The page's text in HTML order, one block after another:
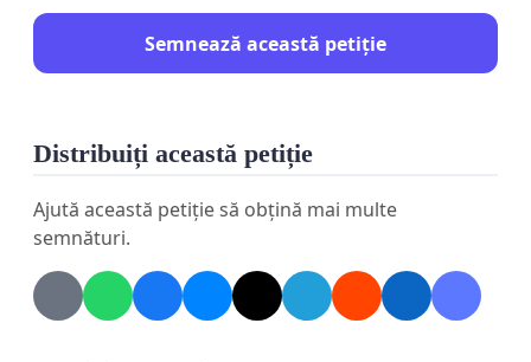
Semnează această petiție
Distribuiți această petiție
Ajută această petiție să obțină mai multe
semnături.